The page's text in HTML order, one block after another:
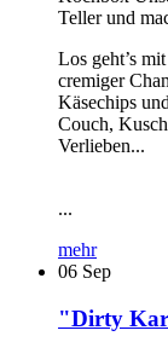
Teller und
Los geht’s
cremiger
Käsechips
Couch,
Verlieben...
...
mehr
06 Sep
"Dirty